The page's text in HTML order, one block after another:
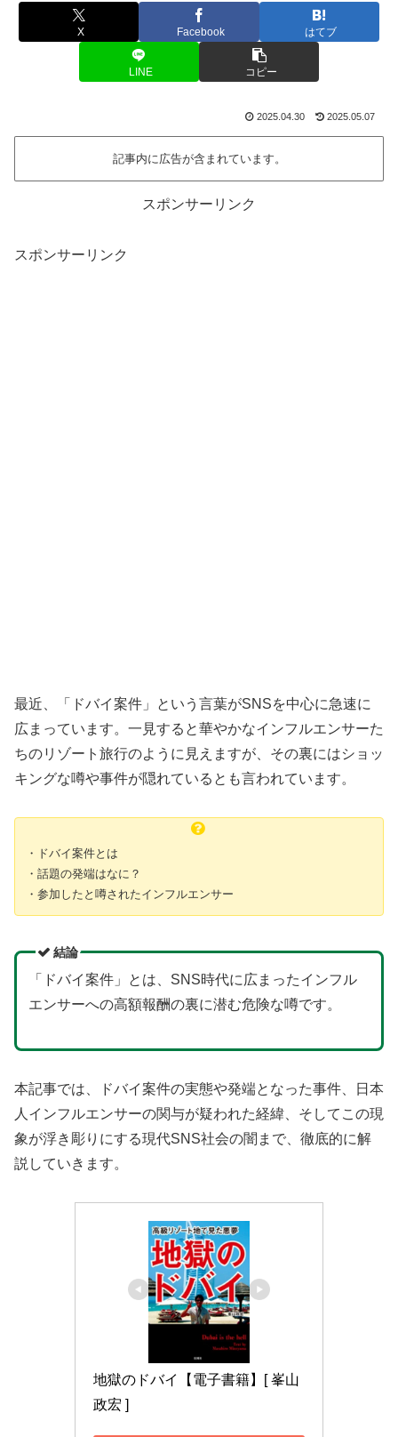
X Facebook はてブ
LINE コピー
2025.04.30 2025.05.07
記事内に広告が含まれています。
スポンサーリンク
スポンサーリンク
最近、「ドバイ案件」という言葉がSNSを中心に急速に
広まっています。一見すると華やかなインフルエンサーた
ちのリゾート旅行のように見えますが、その裏にはショッ
キングな噂や事件が隠れているとも言われています。
・ドバイ案件とは
・話題の発端はなに？
・参加したと噂されたインフルエンサー
結論
「ドバイ案件」とは、SNS時代に広まったインフル
エンサーへの高額報酬の裏に潜む危険な噂です。
本記事では、ドバイ案件の実態や発端となった事件、日本
人インフルエンサーの関与が疑われた経緯、そしてこの現
象が浮き彫りにする現代SNS社会の闇まで、徹底的に解
説していきます。
地獄のドバイ【電子書籍】[ 峯山
政宏 ]